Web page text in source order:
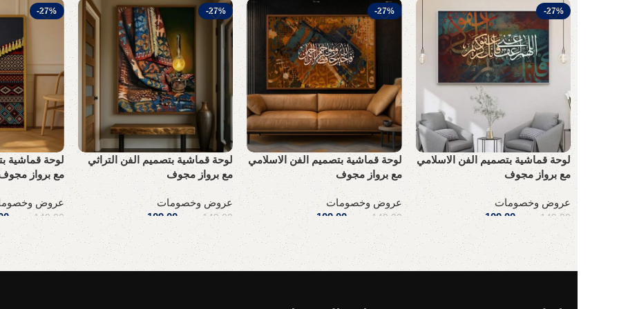
-27%
لوحة قماشية بتصميم الفن الاسلامي
مع برواز مجوف
عروض وخصومات
149,00 ر.س 109,00 ر.س
إضافة إلى السلة
-27%
لوحة قماشية بتصميم الفن الاسلامي
مع برواز مجوف
عروض وخصومات
149,00 ر.س 109,00 ر.س
إضافة إلى السلة
-27%
لوحة قماشية بتصميم الفن التراثي
مع برواز مجوف
عروض وخصومات
149,00 ر.س 109,00 ر.س
إضافة إلى السلة
-27%
لوحة قماشية
مع برواز
عروض
149,00 ر.س
إضافة إلى السلة
Read More